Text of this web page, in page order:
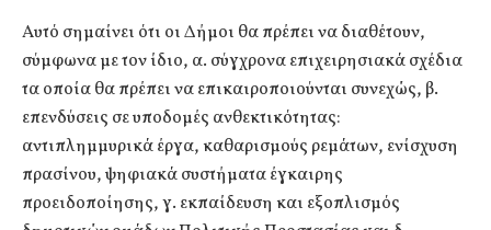
Αυτό σημαίνει ότι οι Δήμοι θα πρέπει να διαθέτουν,
σύμφωνα με τον ίδιο, α. σύγχρονα επιχειρησιακά σχέδια
τα οποία θα πρέπει να επικαιροποιούνται συνεχώς, β.
επενδύσεις σε υποδομές ανθεκτικότητας:
αντιπλημμυρικά έργα, καθαρισμούς ρεμάτων, ενίσχυση
πρασίνου, ψηφιακά συστήματα έγκαιρης
προειδοποίησης, γ. εκπαίδευση και εξοπλισμός